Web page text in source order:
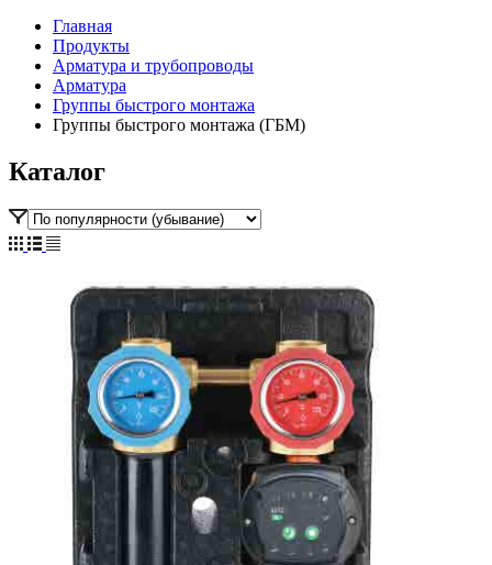
Главная
Продукты
Арматура и трубопроводы
Арматура
Группы быстрого монтажа
Группы быстрого монтажа (ГБМ)
Каталог